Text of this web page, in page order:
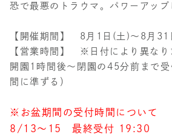
恐で最悪のトラウマ。パワーアップ
【開催期間】 8月1日(土)～8月31
【営業時間】 ※日付により異なり
開園1時間後～閉園の45分前まで
間に準ずる）
※お盆期間の受付時間について
8/13～15 最終受付 19:30